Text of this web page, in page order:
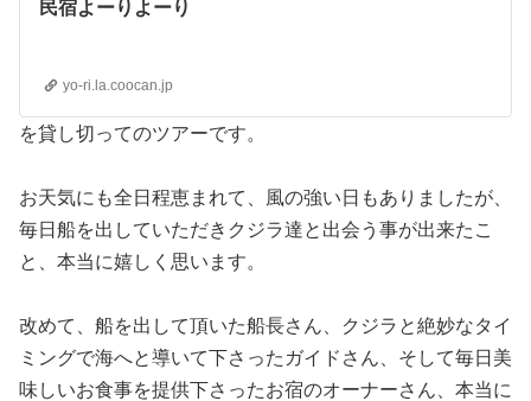
民宿よーりよーり
yo-ri.la.coocan.jp
を貸し切ってのツアーです。
お天気にも全日程恵まれて、風の強い日もありましたが、
毎日船を出していただきクジラ達と出会う事が出来たこ
と、本当に嬉しく思います。
改めて、船を出して頂いた船長さん、クジラと絶妙なタイ
ミングで海へと導いて下さったガイドさん、そして毎日美
味しいお食事を提供下さったお宿のオーナーさん、本当に